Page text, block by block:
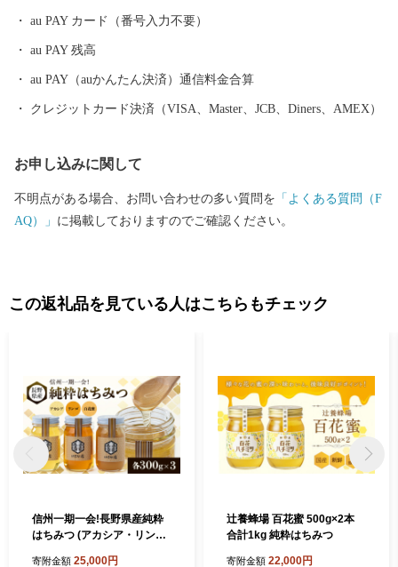
au PAY カード（番号入力不要）
au PAY 残高
au PAY（auかんたん決済）通信料金合算
クレジットカード決済（VISA、Master、JCB、Diners、AMEX）
お申し込みに関して
不明点がある場合、お問い合わせの多い質問を 「よくある質問（F
AQ）」 に掲載しておりますのでご確認ください。
この返礼品を見ている人はこちらもチェック
信州一期一会!長野県産純粋
はちみつ (アカシア・リン
寄附金額 25,000円
辻養蜂場 百花蜜 500g×2本
合計1kg 純粋はちみつ
寄附金額 22,000円